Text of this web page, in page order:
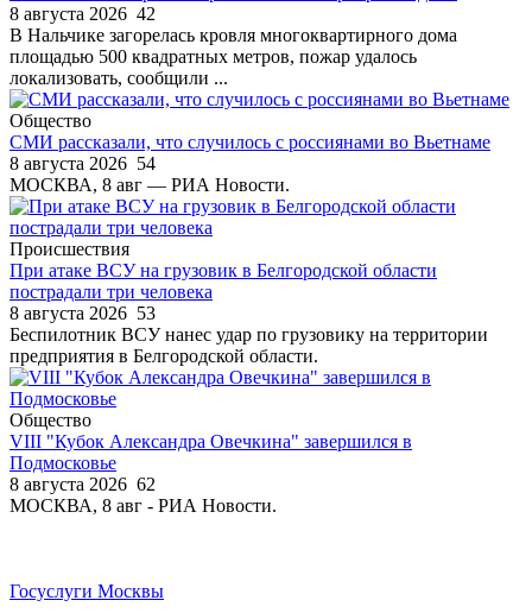
8 августа 2026 42
В Нальчике загорелась кровля многоквартирного дома
площадью 500 квадратных метров, пожар удалось
локализовать, сообщили ...
Общество
СМИ рассказали, что случилось с россиянами во Вьетнаме
8 августа 2026 54
МОСКВА, 8 авг — РИА Новости.
Происшествия
При атаке ВСУ на грузовик в Белгородской области
пострадали три человека
8 августа 2026 53
Беспилотник ВСУ нанес удар по грузовику на территории
предприятия в Белгородской области.
Общество
VIII "Кубок Александра Овечкина" завершился в
Подмосковье
8 августа 2026 62
МОСКВА, 8 авг - РИА Новости.
Госуслуги Москвы